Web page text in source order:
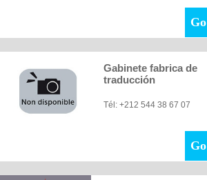
Go
Gabinete fabrica de
traducción
Tél: +212 544 38 67 07
Go